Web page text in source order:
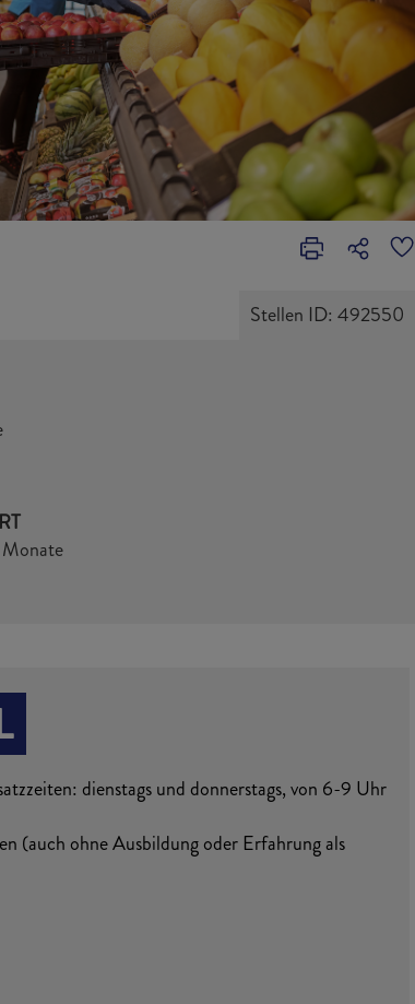
Stellen ID: 492550
dienstags und donnerstags, von 6-9 Uhr
(auch ohne Ausbildung oder Erfahrung als